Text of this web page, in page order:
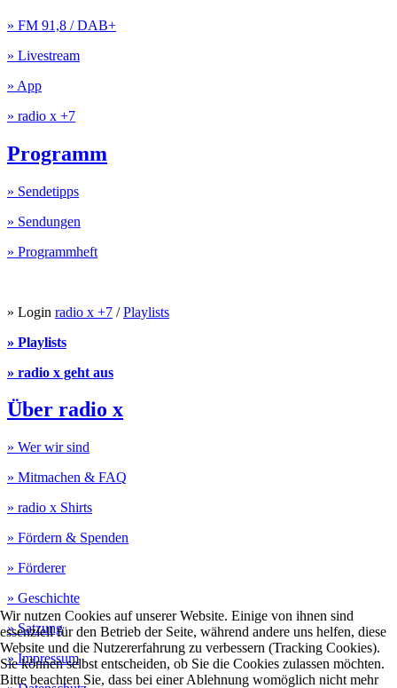
» FM 91,8 / DAB+
» Livestream
» App
» radio x +7
Programm
» Sendetipps
» Sendungen
» Programmheft
» Login radio x +7 /Playlists
» Playlists
» radio x geht aus
Über radio x
» Wer wir sind
» Mitmachen & FAQ
» radio x Shirts
» Fördern & Spenden
» Förderer
» Geschichte
» Satzung
» Impressum
Wir nutzen Cookies auf unserer Website. Einige von ihnen sind
essenziell für den Betrieb der Seite, während andere uns helfen, diese
Website und die Nutzererfahrung zu verbessern (Tracking Cookies).
Sie können selbst entscheiden, ob Sie die Cookies zulassen möchten.
Bitte beachten Sie, dass bei einer Ablehnung womöglich nicht mehr